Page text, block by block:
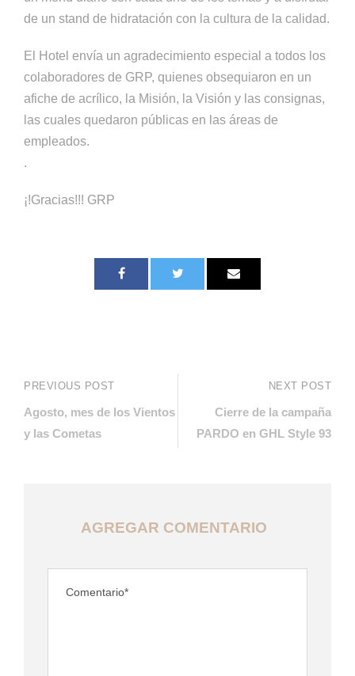
de un stand de hidratación con la cultura de la calidad.
El Hotel envía un agradecimiento especial a todos los
colaboradores de GRP, quienes obsequiaron en un
afiche de acrílico, la Misión, la Visión y las consignas,
las cuales quedaron públicas en las áreas de
empleados.
.
¡!Gracias!!! GRP
PREVIOUS POST
Agosto, mes de los Vientos
y las Cometas
NEXT POST
Cierre de la campaña
PARDO en GHL Style 93
AGREGAR COMENTARIO